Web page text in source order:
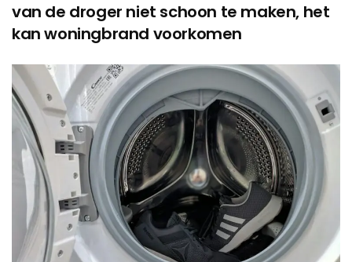
van de droger niet schoon te maken, het
kan woningbrand voorkomen